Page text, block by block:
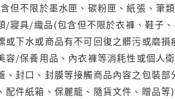
但不限於墨水匣、碳粉匣、紙張、筆
/寢具/織品(包含但不限於衣褲、鞋子
或下水或商品有不可回復之髒污或磨損
容/保養用品、內衣褲等消耗性或個人
、封口、封膜等接觸商品內容之包裝
配件紙箱、保麗龍、隨貨文件、贈品等)